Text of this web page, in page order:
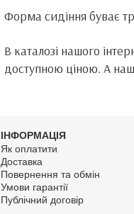
Форма сидіння буває
В каталозі нашого
доступною ціною. А
ІНФОРМАЦІЯ
Як оплатити
Доставка
Повернення та обмін
Умови гарантії
Публічний договір